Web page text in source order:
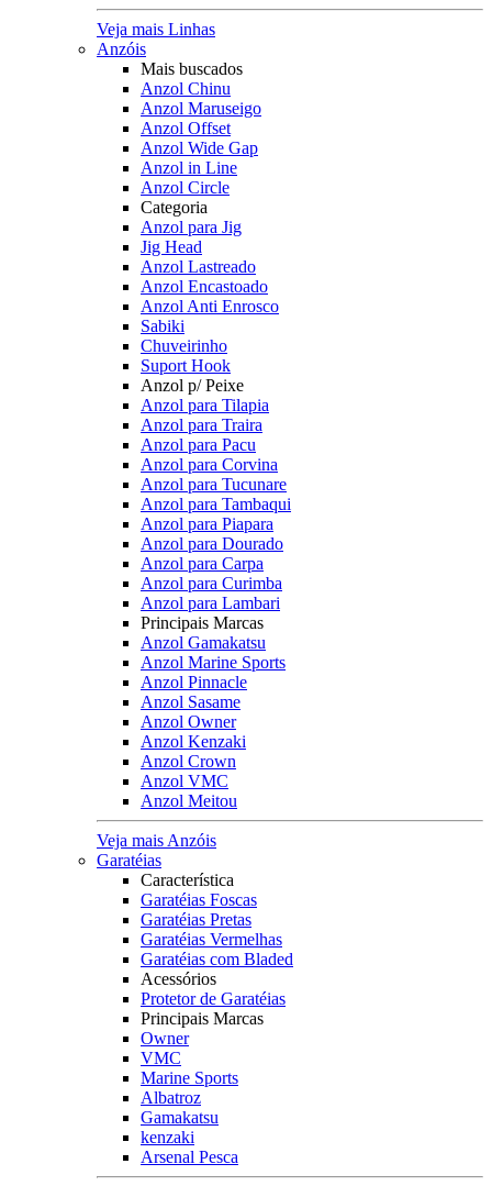
Veja mais Linhas
Anzóis
Mais buscados
Anzol Chinu
Anzol Maruseigo
Anzol Offset
Anzol Wide Gap
Anzol in Line
Anzol Circle
Categoria
Anzol para Jig
Jig Head
Anzol Lastreado
Anzol Encastoado
Anzol Anti Enrosco
Sabiki
Chuveirinho
Suport Hook
Anzol p/ Peixe
Anzol para Tilapia
Anzol para Traira
Anzol para Pacu
Anzol para Corvina
Anzol para Tucunare
Anzol para Tambaqui
Anzol para Piapara
Anzol para Dourado
Anzol para Carpa
Anzol para Curimba
Anzol para Lambari
Principais Marcas
Anzol Gamakatsu
Anzol Marine Sports
Anzol Pinnacle
Anzol Sasame
Anzol Owner
Anzol Kenzaki
Anzol Crown
Anzol VMC
Anzol Meitou
Veja mais Anzóis
Garatéias
Característica
Garatéias Foscas
Garatéias Pretas
Garatéias Vermelhas
Garatéias com Bladed
Acessórios
Protetor de Garatéias
Principais Marcas
Owner
VMC
Marine Sports
Albatroz
Gamakatsu
kenzaki
Arsenal Pesca